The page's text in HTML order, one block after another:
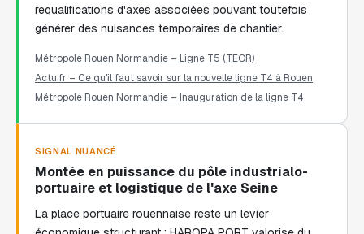
requalifications d'axes associées pouvant toutefois
générer des nuisances temporaires de chantier.
Métropole Rouen Normandie – Ligne T5 (TEOR)
Actu.fr – Ce qu'il faut savoir sur la nouvelle ligne T4 à Rouen
Métropole Rouen Normandie – Inauguration de la ligne T4
SIGNAL NUANCÉ
Montée en puissance du pôle industrialo-
portuaire et logistique de l'axe Seine
La place portuaire rouennaise reste un levier